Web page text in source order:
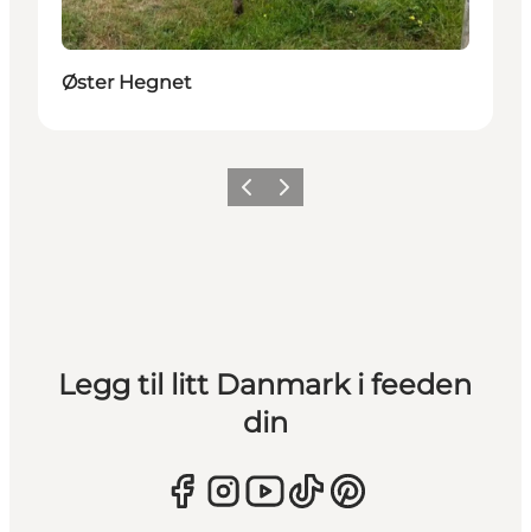
Øster Hegnet
ForrigeNeste
Legg til litt Danmark i feeden
din